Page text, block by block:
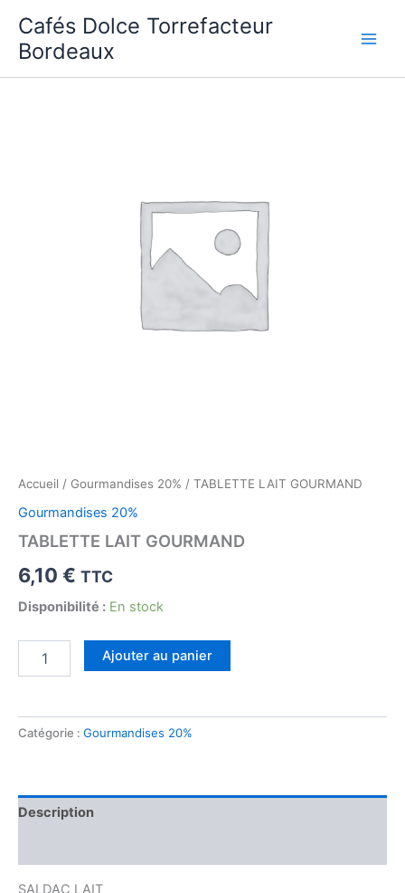
contenu
Cafés Dolce Torrefacteur
Bordeaux
Accueil / Gourmandises 20% / TABLETTE LAIT GOURMAND
Gourmandises 20%
TABLETTE LAIT GOURMAND
6,10 € TTC
Disponibilité : En stock
GOURMAND
Ajouter au panier
Catégorie : Gourmandises 20%
Description
SALDAC LAIT